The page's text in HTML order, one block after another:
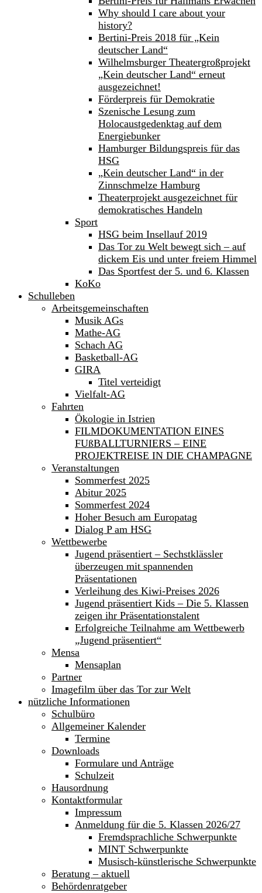
Why should I care about your
history?
Bertini-Preis 2018 für „Kein
deutscher Land“
Wilhelmsburger Theatergroßprojekt
„Kein deutscher Land“ erneut
ausgezeichnet!
Förderpreis für Demokratie
Szenische Lesung zum
Holocaustgedenktag auf dem
Energiebunker
Hamburger Bildungspreis für das
HSG
„Kein deutscher Land“ in der
Zinnschmelze Hamburg
Theaterprojekt ausgezeichnet für
demokratisches Handeln
Sport
HSG beim Insellauf 2019
Das Tor zu Welt bewegt sich – auf
dickem Eis und unter freiem Himmel
Das Sportfest der 5. und 6. Klassen
KoKo
Schulleben
Arbeitsgemeinschaften
Musik AGs
Mathe-AG
Schach AG
Basketball-AG
GIRA
Titel verteidigt
Vielfalt-AG
Fahrten
Ökologie in Istrien
FILMDOKUMENTATION EINES
FUßBALLTURNIERS – EINE
PROJEKTREISE IN DIE CHAMPAGNE
Veranstaltungen
Sommerfest 2025
Abitur 2025
Sommerfest 2024
Hoher Besuch am Europatag
Dialog P am HSG
Wettbewerbe
Jugend präsentiert – Sechstklässler
überzeugen mit spannenden
Präsentationen
Verleihung des Kiwi-Preises 2026
Jugend präsentiert Kids – Die 5. Klassen
zeigen ihr Präsentationstalent
Erfolgreiche Teilnahme am Wettbewerb
„Jugend präsentiert“
Mensa
Mensaplan
Partner
Imagefilm über das Tor zur Welt
nützliche Informationen
Schulbüro
Allgemeiner Kalender
Termine
Downloads
Formulare und Anträge
Schulzeit
Hausordnung
Kontaktformular
Impressum
Anmeldung für die 5. Klassen 2026/27
Fremdsprachliche Schwerpunkte
MINT Schwerpunkte
Musisch-künstlerische Schwerpunkte
Beratung – aktuell
Behördenratgeber